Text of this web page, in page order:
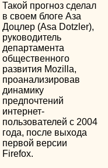
Такой прогноз сделал
в своем блоге Аза
Доцлер (Asa Dotzler),
руководитель
департамента
общественного
развития Mozilla,
проанализировав
динамику
предпочтений
интернет-
пользователей с 2004
года, после выхода
первой версии
Firefox.